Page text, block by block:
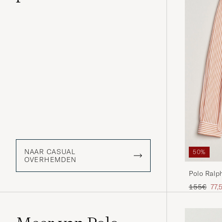
NAAR CASUAL
OVERHEMDEN
50%
Polo
Shirt Kona
Reguliere
155€